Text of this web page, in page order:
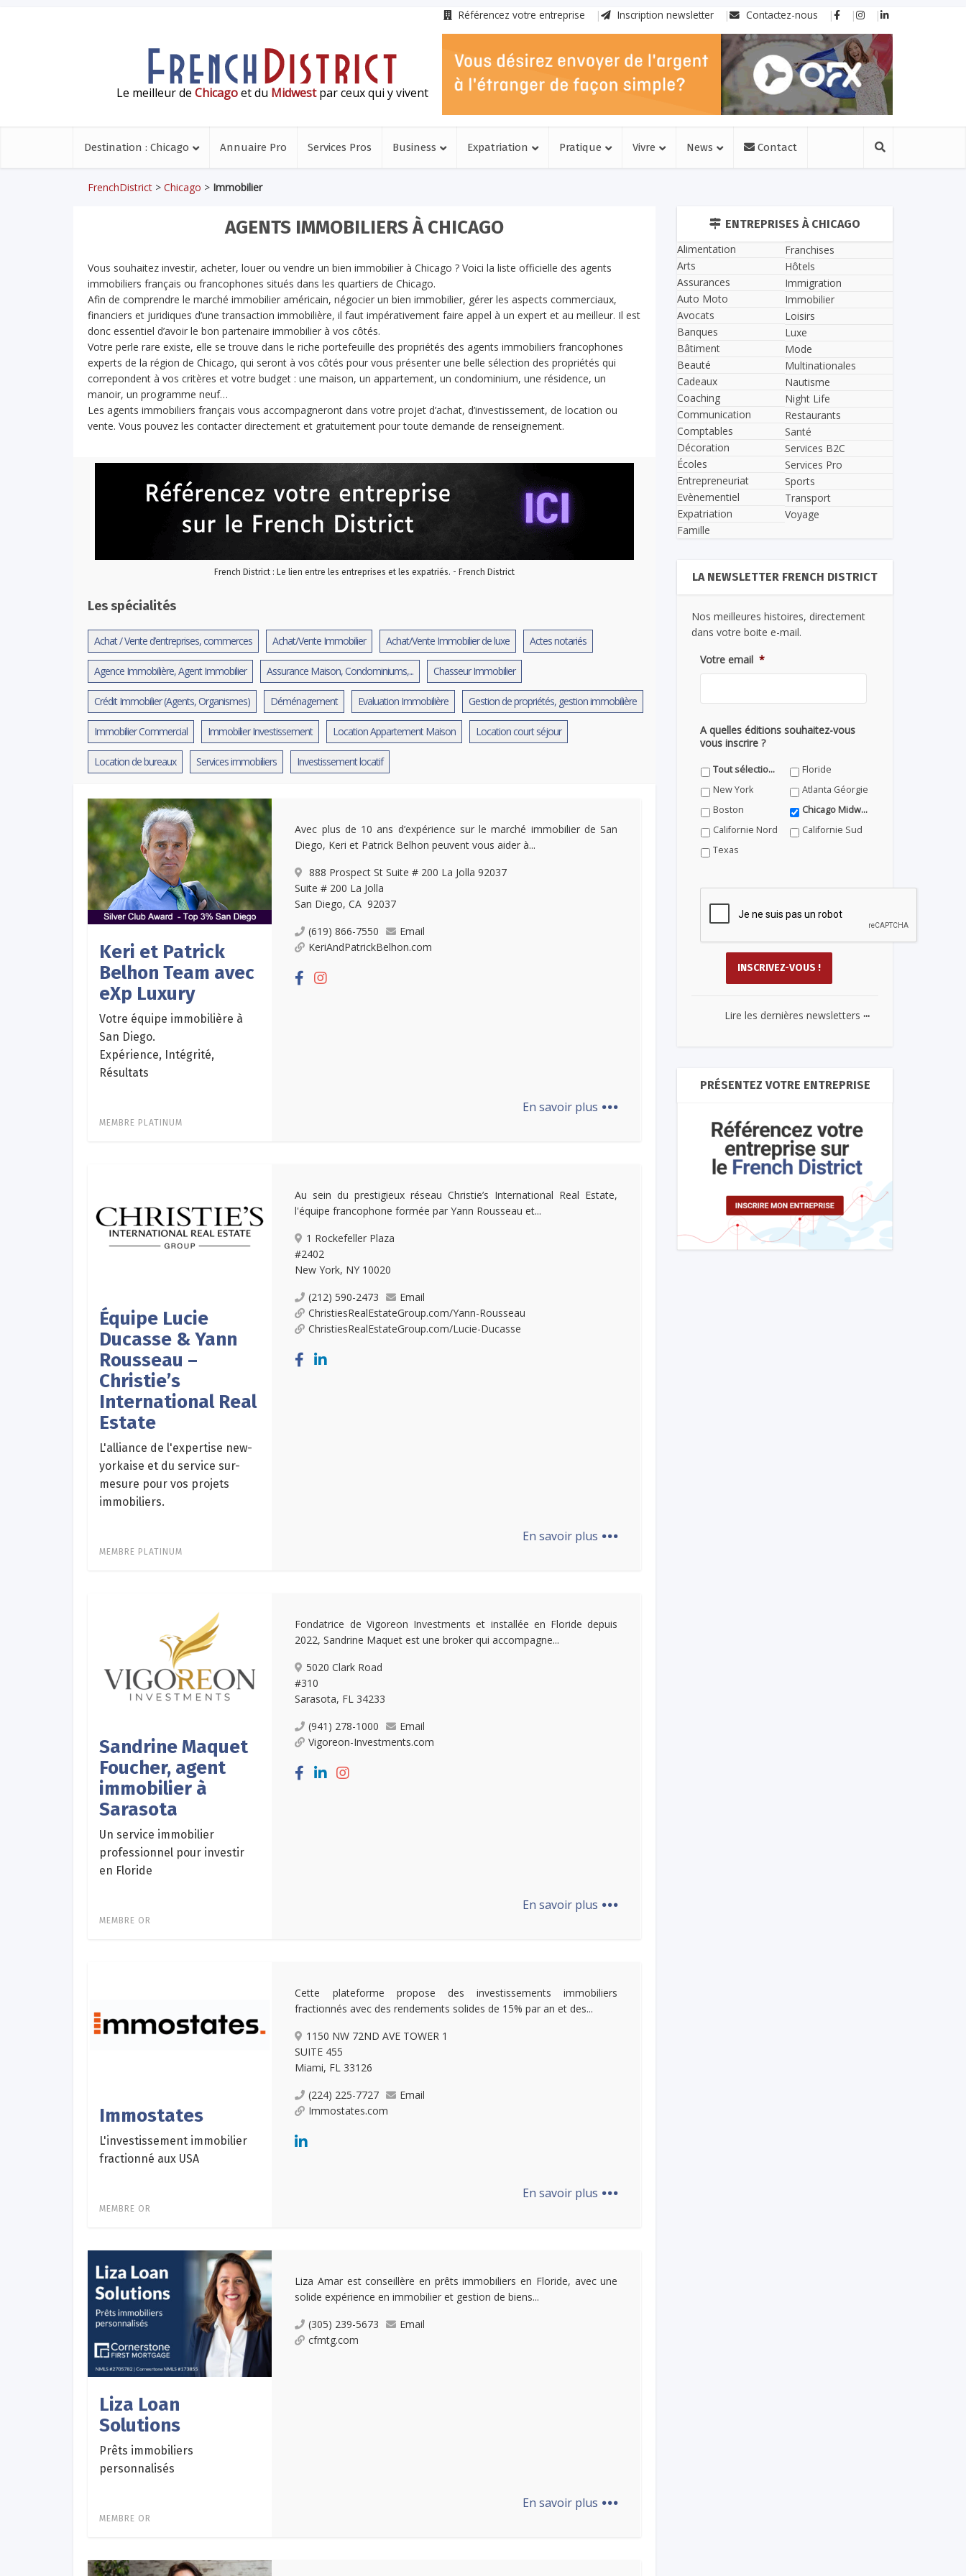
Référencez votre entreprise Inscription newsletter Contactez-nous
Le meilleur de Chicagoet du Midwestpar ceux qui y vivent
Destination : Chicago Annuaire Pro Services Pros Business Expatriation Pratique Vivre News Contact
FrenchDistrict > Chicago > Immobilier
AGENTS IMMOBILIERS À CHICAGO
Vous souhaitez investir, acheter, louer ou vendre un bien immobilier à Chicago ? Voici la liste officielle des agents
immobiliers français ou francophones situés dans les quartiers de Chicago.
Afin de comprendre le marché immobilier américain, négocier un bien immobilier, gérer les aspects commerciaux,
financiers et juridiques d’une transaction immobilière, il faut impérativement faire appel à un expert et au meilleur. Il est
donc essentiel d’avoir le bon partenaire immobilier à vos côtés.
Votre perle rare existe, elle se trouve dans le riche portefeuille des propriétés des agents immobiliers francophones
experts de la région de Chicago, qui seront à vos côtés pour vous présenter une belle sélection des propriétés qui
correpondent à vos critères et votre budget : une maison, un appartement, un condominium, une résidence, un
manoir, un programme neuf…
Les agents immobiliers français vous accompagneront dans votre projet d’achat, d’investissement, de location ou
vente. Vous pouvez les contacter directement et gratuitement pour toute demande de renseignement.
French District : Le lien entre les entreprises et les expatriés. - French District
Les spécialités
Achat / Vente d’entreprises, commerces Achat/Vente Immobilier Achat/Vente Immobilier de luxe Actes notariés
Agence Immobilière, Agent Immobilier Assurance Maison, Condominiums,... Chasseur Immobilier
Crédit Immobilier (Agents, Organismes) Déménagement Evaluation Immobilière Gestion de propriétés, gestion immobilière
Immobilier Commercial Immobilier Investissement Location Appartement Maison Location court séjour
Location de bureaux Services immobiliers Investissement locatif
Keri et Patrick
Belhon Team avec
eXp Luxury
Votre équipe immobilière à
San Diego.
Expérience, Intégrité,
Résultats
MEMBRE PLATINUM
Avec plus de 10 ans d’expérience sur le marché immobilier de San
Diego, Keri et Patrick Belhon peuvent vous aider à...
888 Prospect St Suite # 200 La Jolla 92037
Suite # 200 La Jolla
San Diego, CA 92037
(619) 866-7550
Email
KeriAndPatrickBelhon.com
En savoir plus ...
Équipe Lucie
Ducasse & Yann
Rousseau –
Christie’s
International Real
Estate
L'alliance de l'expertise new-
yorkaise et du service sur-
mesure pour vos projets
immobiliers.
MEMBRE PLATINUM
Au sein du prestigieux réseau Christie’s International Real Estate,
l'équipe francophone formée par Yann Rousseau et...
1 Rockefeller Plaza
#2402
New York, NY 10020
(212) 590-2473
Email
ChristiesRealEstateGroup.com/Yann-Rousseau
ChristiesRealEstateGroup.com/Lucie-Ducasse
En savoir plus ...
Sandrine Maquet
Foucher, agent
immobilier à
Sarasota
Un service immobilier
professionnel pour investir
en Floride
MEMBRE OR
Fondatrice de Vigoreon Investments et installée en Floride depuis
2022, Sandrine Maquet est une broker qui accompagne...
5020 Clark Road
#310
Sarasota, FL 34233
(941) 278-1000
Email
Vigoreon-Investments.com
En savoir plus ...
Immostates
L'investissement immobilier
fractionné aux USA
MEMBRE OR
Cette plateforme propose des investissements immobiliers
fractionnés avec des rendements solides de 15% par an et des...
1150 NW 72ND AVE TOWER 1
SUITE 455
Miami, FL 33126
(224) 225-7727
Email
Immostates.com
En savoir plus ...
Liza Loan
Solutions
Prêts immobiliers
personnalisés
MEMBRE OR
Liza Amar est conseillère en prêts immobiliers en Floride, avec une
solide expérience en immobilier et gestion de biens...
(305) 239-5673
Email
cfmtg.com
En savoir plus ...
ENTREPRISES À CHICAGO
Alimentation
Arts
Assurances
Auto Moto
Avocats
Banques
Bâtiment
Beauté
Cadeaux
Coaching
Communication
Comptables
Décoration
Écoles
Entrepreneuriat
Evènementiel
Expatriation
Famille
Franchises
Hôtels
Immigration
Immobilier
Loisirs
Luxe
Mode
Multinationales
Nautisme
Night Life
Restaurants
Santé
Services B2C
Services Pro
Sports
Transport
Voyage
LA NEWSLETTER FRENCH DISTRICT
Nos meilleures histoires, directement
dans votre boite e-mail.
Votre email *
A quelles éditions souhaitez-vous
vous inscrire ?
Tout sélectionner
Floride
New York
Atlanta Géorgie
Boston
Chicago Midwest
Californie Nord
Californie Sud
Texas
Lire les dernières newsletters ...
PRÉSENTEZ VOTRE ENTREPRISE